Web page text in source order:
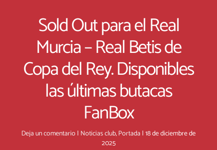
Sold Out para el Real
Murcia – Real Betis de
Copa del Rey. Disponibles
las últimas butacas
FanBox
Deja un comentario | Noticias club,Portada |18 de diciembre de
2025